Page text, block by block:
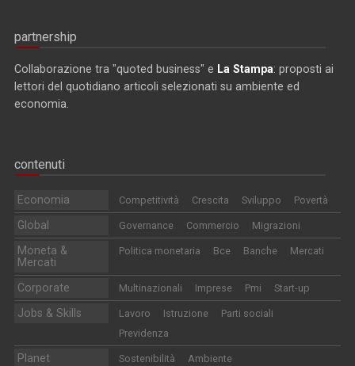
partnership
Collaborazione tra "quoted business" e La Stampa: proposti ai
lettori del quotidiano articoli selezionati su ambiente ed
economia.
contenuti
Economia Competitività Crescita Sviluppo Povertà
Global Governance Commercio Migrazioni
Moneta &
Mercati
Politica monetaria Bce Banche Mercati
Corporate Multinazionali Imprese Pmi Start-up
Jobs & Skills Lavoro Istruzione
Parti sociali
Previdenza
Planet Sostenibilità Ambiente